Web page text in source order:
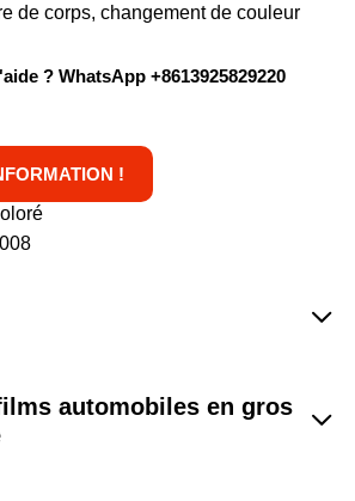
de corps, changement de couleur
? WhatsApp +8613925829220
!
automobiles en gros